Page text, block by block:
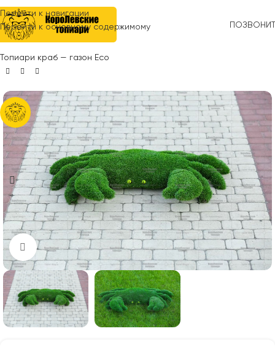
Перейти к навигации
Перейти к основному содержимому
Главная»Топиари»Животные
Топиари краб — газон Eco
Нажмите, чтобы увеличить